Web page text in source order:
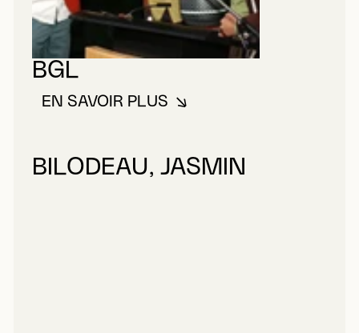
BGL
EN SAVOIR PLUSÀ PROPOS DE BGL
BILODEAU, JASMIN